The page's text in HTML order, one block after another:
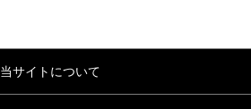
当サイトについて